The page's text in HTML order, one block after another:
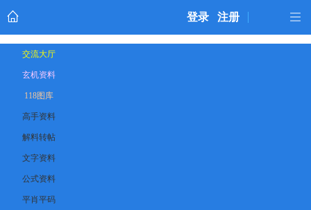
登录 注册
交流大厅
玄机资料
118图库
高手资料
解料转帖
文字资料
公式资料
平肖平码